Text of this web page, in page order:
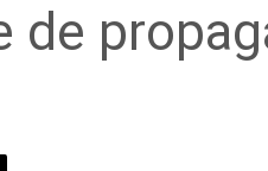
de